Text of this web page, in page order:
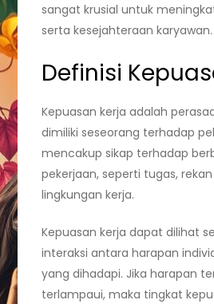
sangat krusial untuk
serta kesejahteraan karyawan.
Definisi
Kepuasan kerja adalah
dimiliki seseorang terhadap
mencakup sikap terhadap
pekerjaan, seperti tugas,
lingkungan kerja.
Kepuasan kerja dapat dilihat
interaksi antara harapan
yang dihadapi. Jika harapan
terlampaui, maka tingkat